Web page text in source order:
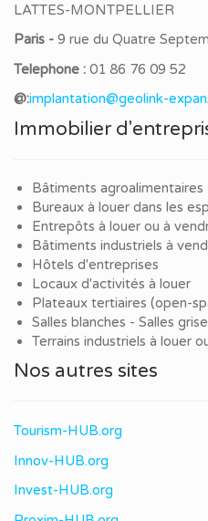
LATTES-MONTPELLIER
Paris - 9 rue du Quatre
Telephone : 01 86 76 09 52
@:implantation@geolink-
Immobilier
Bâtiments agroalimentaires
Bureaux à louer dans les
Entrepôts à louer ou à
Bâtiments industriels à
Hôtels d'entreprises
Locaux d'activités à louer
Plateaux tertiaires (open-
Salles blanches - Salles
Terrains industriels à louer
Nos autres sites
Tourism-HUB.org
Innov-HUB.org
Invest-HUB.org